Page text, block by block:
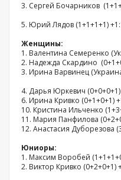
3. Сергей Бочарников
5. Юрий Лядов (1+1+1+1)
Женщины:
1. Валентина Семеренко
2. Надежда Скардино
3. Ирина Варвинец
4. Дарья Юркевич
6. Ирина Кривко (0+1+0+1)
10. Кристина Ильченко
11. Мария Панфилова
12. Анастасия Дуборезова
Юниоры:
1. Максим Воробей
2. Виктор Кривко (0+2+0+1)